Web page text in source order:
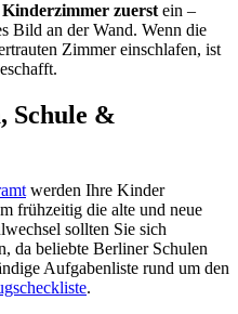
Kinderzimmer zuerst ein –
Bild an der Wand. Wenn die
Zimmer einschlafen, ist
Schule &
werden Ihre Kinder
frühzeitig die alte und neue
sollten Sie sich
da beliebte Berliner Schulen
Aufgabenliste rund um den
.